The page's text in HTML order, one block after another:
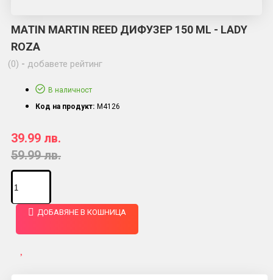
MATIN MARTIN REED ДИФУЗЕР 150 ML - LADY
ROZA
(0) - добавете рейтинг
39.99 лв.
59.99 лв.
В наличност
Код на продукт: M4126
ДОБАВЯНЕ В КОШНИЦА